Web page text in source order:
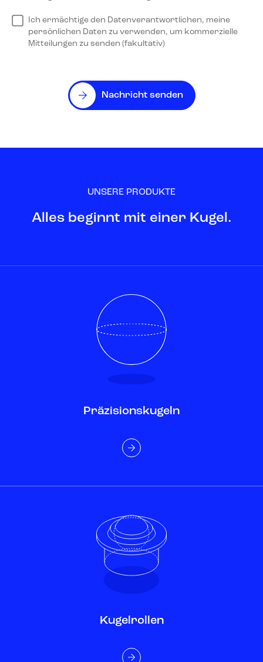
Ich ermächtige den Datenverantwortlichen, meine
persönlichen Daten zu verwenden, um kommerzielle
Mitteilungen zu senden (fakultativ)
Nachricht senden
UNSERE PRODUKTE
Alles beginnt mit einer Kugel.
Präzisionskugeln
Kugelrollen